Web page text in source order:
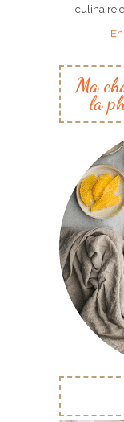
culinaire
Ma
la